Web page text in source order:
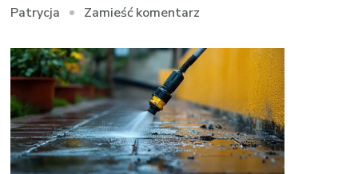
Patrycja Zamieść komentarz
Profesjonalne
sprzątanie
w
Poznaniu